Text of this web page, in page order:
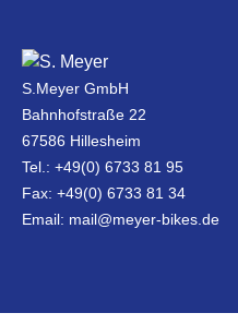
S.Meyer GmbH
Bahnhofstraße 22
67586 Hillesheim
Tel.: +49(0) 6733 81 95
Fax: +49(0) 6733 81 34
Email: mail@meyer-bikes.de